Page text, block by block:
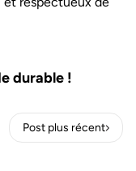
durable !
Post plus récent